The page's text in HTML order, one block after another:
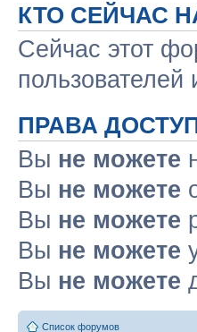
КТО СЕЙЧАС
Сейчас этот
пользователей
ПРАВА
Вы не можете
Вы не можете
Вы не можете
Вы не можете
Вы не можете
Список форумов